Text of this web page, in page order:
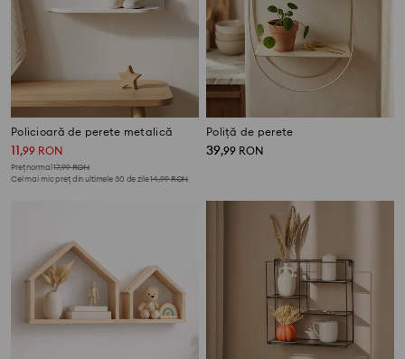
Policioară de perete metalică
11,99 RON
Preț normal17,99RON
Cel mai mic preț din ultimele 30 de zile14,99RON
Poliță de perete
39,99 RON